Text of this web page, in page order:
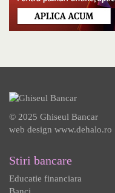
© 2025 Ghiseul Bancar
web design www.dehalo.ro
Stiri bancare
Educatie financiara